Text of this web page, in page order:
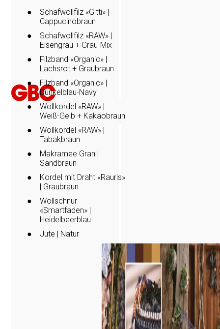
schützt…
Mehr erfahren
Schafwollfilz «Gitti» |
Cappucinobraun
Schafwollfilz «RAW» |
Eisengrau + Grau-Mix
Filzband «Organic» |
Lachsrot + Graubraun
Filzband «Organic» |
Dunkelblau-Navy
Wollkordel «RAW» |
Weiß-Gelb + Kakaobraun
Wollkordel «RAW» |
Tabakbraun
Makramee Gran |
Sandbraun
Kordel mit Draht «Rauris»
| Graubraun
Wollschnur
«Smartfaden» |
Heidelbeerblau
Jute | Natur